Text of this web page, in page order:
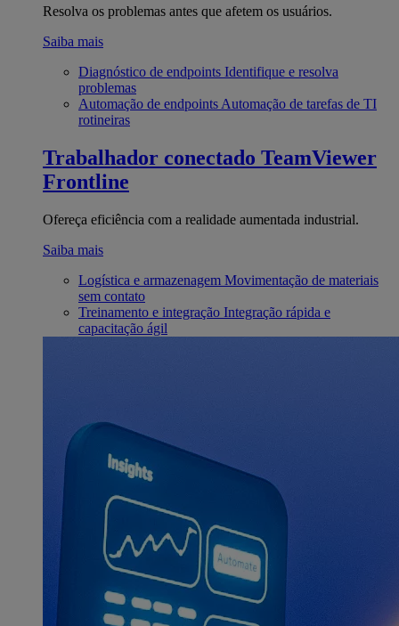
Resolva os problemas antes que afetem os usuários.
Saiba mais
Diagnóstico de endpoints Identifique e resolva
problemas
Automação de endpoints Automação de tarefas de TI
rotineiras
Trabalhador conectado TeamViewer
Frontline
Ofereça eficiência com a realidade aumentada industrial.
Saiba mais
Logística e armazenagem Movimentação de materiais
sem contato
Treinamento e integração Integração rápida e
capacitação ágil